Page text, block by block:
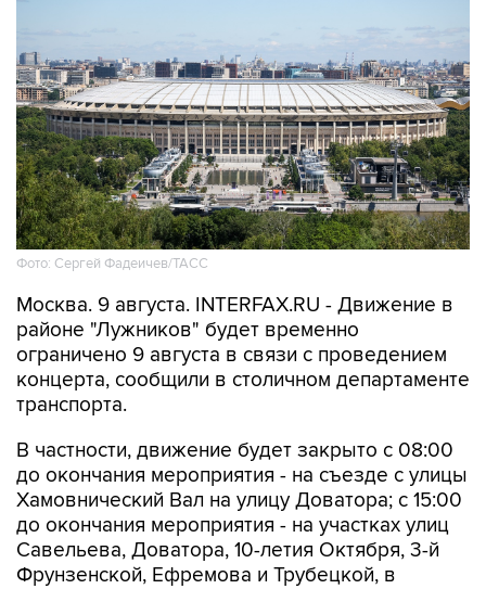
Фото: Сергей Фадеичев/ТАСС
Москва. 9 августа. INTERFAX.RU - Движение в
ограничено 9 августа в связи с проведением
концерта, сообщили в столичном департаменте
транспорта.
В частности, движение будет закрыто с 08:00
Хамовнический Вал на улицу Доватора; с 15:00
до окончания мероприятия - на участках улиц
Савельева, Доватора, 10-летия Октября, 3-й
Фрунзенской, Ефремова и Трубецкой, в
Проектируемом проезде № 2309.